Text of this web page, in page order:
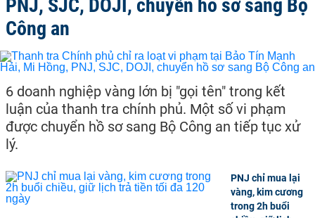
PNJ, SJC, DOJI, chuyển hồ sơ sang Bộ
Công an
6 doanh nghiệp vàng lớn bị "gọi tên" trong kết
luận của thanh tra chính phủ. Một số vi phạm
được chuyển hồ sơ sang Bộ Công an tiếp tục xử
lý.
PNJ chỉ mua lại
vàng, kim cương
trong 2h buổi